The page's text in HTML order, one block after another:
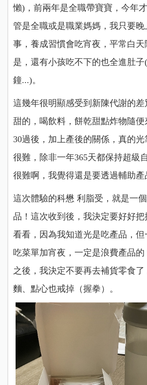
懶)，前兩年是全職帶寶寶，今年
管是全職或是職業媽媽，我只要
事，養成習慣會吃宵夜，平常白
是，還有小孩吃不下的也全進肚
鐘...)。
這幾年很明顯感受到新陳代謝的
甜的，喝飲料，餅乾甜點炸物隨
30過後，加上產後的關係，真的
很難，除非一年365天都保持超級
很難啊，我覺得還是要透過輔助產
這次體驗的科懋 利脂受，就是一
品！這次收到後，我決定要好好
看看，因為我知道光是吃產品，
吃菜單加宵夜，一定是浪費產品
之後，我決定不要再去補貨零食
麵、點心也戒掉（握拳）。